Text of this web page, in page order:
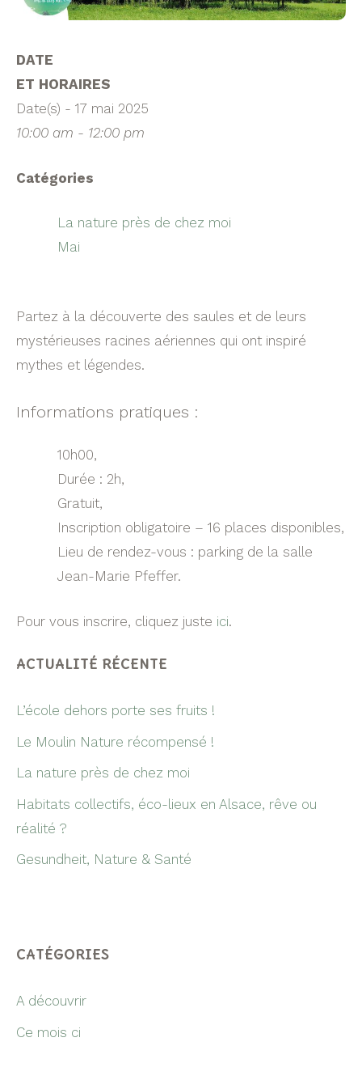
DATE
ET HORAIRES
Date(s) - 17 mai 2025
10:00 am - 12:00 pm
Catégories
La nature près de chez moi
Mai
Partez à la découverte des saules et de leurs
mystérieuses racines aériennes qui ont inspiré
mythes et légendes.
Informations pratiques :
10h00,
Durée : 2h,
Gratuit,
Inscription obligatoire – 16 places disponibles,
Lieu de rendez-vous : parking de la salle
Jean-Marie Pfeffer.
Pour vous inscrire, cliquez juste ici.
ACTUALITÉ RÉCENTE
L’école dehors porte ses fruits !
Le Moulin Nature récompensé !
La nature près de chez moi
Habitats collectifs, éco-lieux en Alsace, rêve ou
réalité ?
Gesundheit, Nature & Santé
CATÉGORIES
A découvrir
Ce mois ci